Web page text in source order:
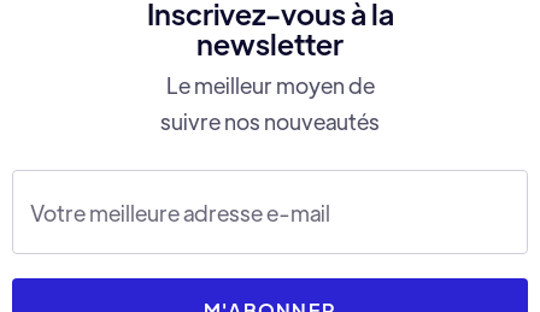
Inscrivez-vous à la
newsletter
Le meilleur moyen de
suivre nos nouveautés